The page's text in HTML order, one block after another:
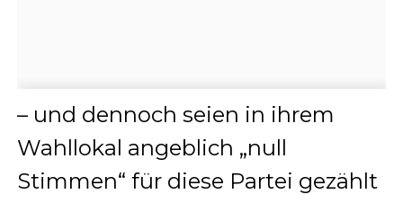
– und dennoch seien in ihrem
Wahllokal angeblich „null
Stimmen“ für diese Partei gezählt